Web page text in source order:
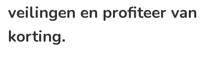
veilingen en profiteer van
korting.